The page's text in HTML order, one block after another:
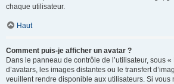
chaque utilisateur.
Haut
Comment puis-je afficher un avatar ?
Dans le panneau de contrôle de l’utilisateur, sous
d’avatars, les images distantes ou le transfert
veuillent rendre disponible aux utilisateurs. Si vous